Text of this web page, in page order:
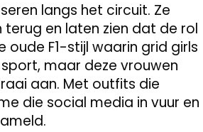
langs het circuit. Ze
terug en laten zien dat de rol
oude F1-stijl waarin grid girls
maar deze vrouwen
aan. Met outfits die
die social media in vuur en